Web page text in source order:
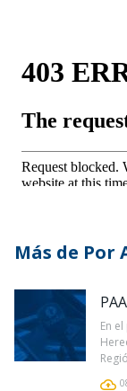
Más de Por
En